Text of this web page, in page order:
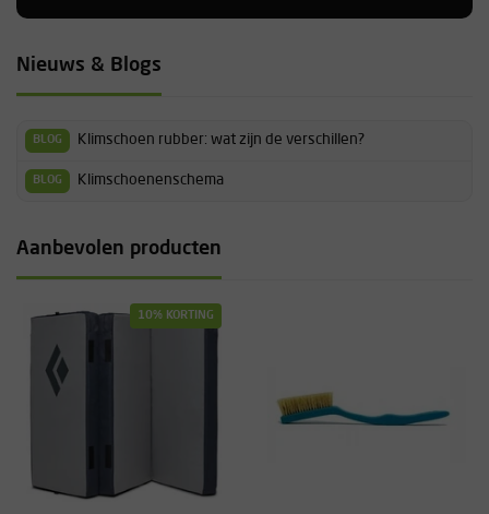
Nieuws & Blogs
BLOG Klimschoen rubber: wat zijn de verschillen?
BLOG Klimschoenenschema
Aanbevolen producten
10% KORTING